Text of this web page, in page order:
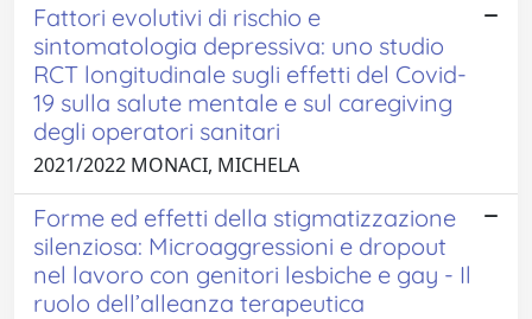
Fattori evolutivi di rischio e
sintomatologia depressiva: uno studio
RCT longitudinale sugli effetti del Covid-
19 sulla salute mentale e sul caregiving
degli operatori sanitari
2021/2022 MONACI, MICHELA
Forme ed effetti della stigmatizzazione
silenziosa: Microaggressioni e dropout
nel lavoro con genitori lesbiche e gay - Il
ruolo dell’alleanza terapeutica